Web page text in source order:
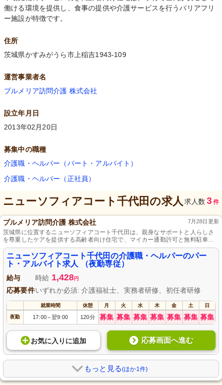
働ける環境を提供し、食事の提供や介護サービスを行うバリアフリ
ー施設が特徴です。
住所
茨城県かすみがうら市上稲吉1943-109
運営事業者名
プルメリア訪問介護 株式会社
設立年月日
2013年02月20日
募集中の職種
介護職・ヘルパー（パート・アルバイト）
介護職・ヘルパー（正社員）
ニューソフィアコート千代田の求人求人数 3 件
プルメリア訪問介護 株式会社 7月28日更新
茨城県に位置するニューソフィアコート千代田は、親身なサポートと人らしさ
を尊重したケアを提供する高齢者向け住宅で、マイカー通勤許可と無料駐車場
を備え、個々のライフスタイルに対応します。
ニューソフィアコート千代田の介護職・ヘルパーのパー
ト・アルバイト求人 （夜勤専従）
給与 時給 1,428円
応募要件いずれか必須: 介護福祉士、実務者研修、初任者研修
就業時間 休憩 月 火 水 木 金 土 日
夜勤 17:00～翌9:00 120分 募集 募集 募集 募集 募集 募集 募集
お気に入り に追加 応募画面へ進む
もっと見る(ほか1件)